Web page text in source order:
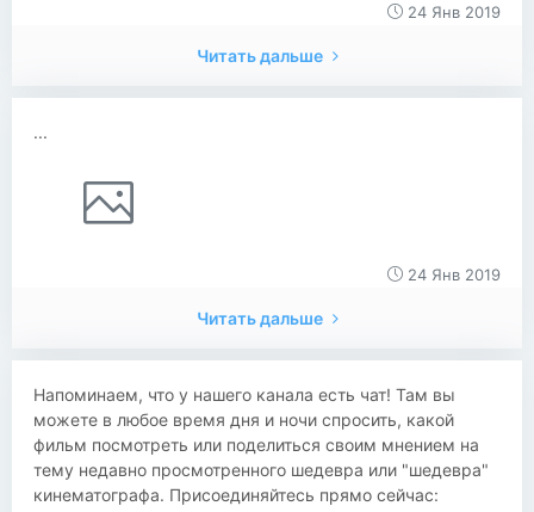
24 Янв 2019
Читать дальше
...
24 Янв 2019
Читать дальше
Напоминаем, что у нашего канала есть чат! Там вы
можете в любое время дня и ночи спросить, какой
фильм посмотреть или поделиться своим мнением на
тему недавно просмотренного шедевра или "шедевра"
кинематографа. Присоединяйтесь прямо сейчас: